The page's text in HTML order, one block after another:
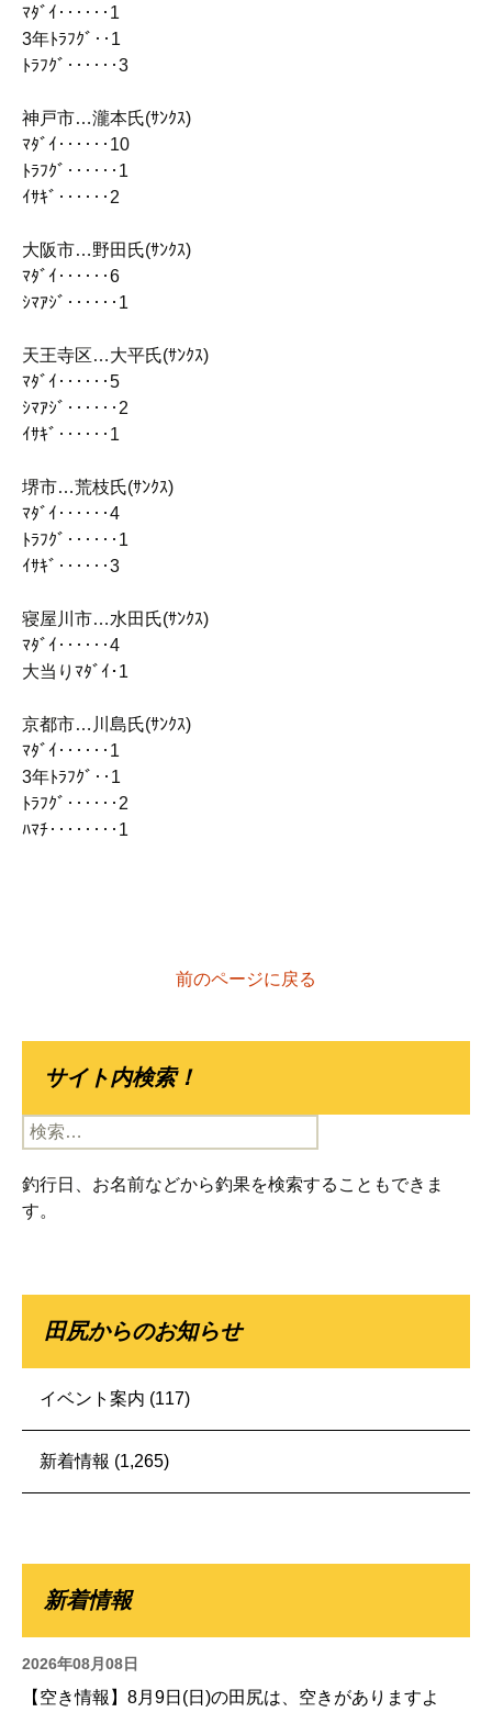
ﾏﾀﾞｲ‥‥‥1
3年ﾄﾗﾌｸﾞ‥1
ﾄﾗﾌｸﾞ‥‥‥3
神戸市…瀧本氏(ｻﾝｸｽ)
ﾏﾀﾞｲ‥‥‥10
ﾄﾗﾌｸﾞ‥‥‥1
ｲｻｷﾞ‥‥‥2
大阪市…野田氏(ｻﾝｸｽ)
ﾏﾀﾞｲ‥‥‥6
ｼﾏｱｼﾞ‥‥‥1
天王寺区…大平氏(ｻﾝｸｽ)
ﾏﾀﾞｲ‥‥‥5
ｼﾏｱｼﾞ‥‥‥2
ｲｻｷﾞ‥‥‥1
堺市…荒枝氏(ｻﾝｸｽ)
ﾏﾀﾞｲ‥‥‥4
ﾄﾗﾌｸﾞ‥‥‥1
ｲｻｷﾞ‥‥‥3
寝屋川市…水田氏(ｻﾝｸｽ)
ﾏﾀﾞｲ‥‥‥4
大当りﾏﾀﾞｲ･1
京都市…川島氏(ｻﾝｸｽ)
ﾏﾀﾞｲ‥‥‥1
3年ﾄﾗﾌｸﾞ‥1
ﾄﾗﾌｸﾞ‥‥‥2
ﾊﾏﾁ‥‥‥‥1
前のページに戻る
サイト内検索！
検
索:
釣行日、お名前などから釣果を検索することもできま
す。
田尻からのお知らせ
イベント案内 (117)
新着情報 (1,265)
新着情報
2026年08月08日
【空き情報】8月9日(日)の田尻は、空きがありますよ